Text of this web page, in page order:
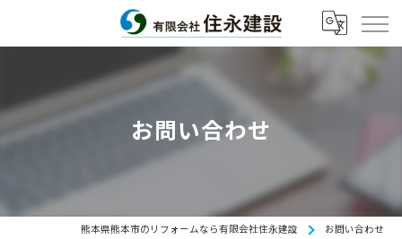
お問い合わせ
熊本県熊本市のリフォームなら有限会社住永建設 お問い合わせ